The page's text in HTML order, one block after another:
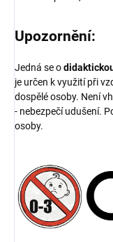
Upozornění:
Jedná se o
je určen k využití při
dospělé osoby. Není
- nebezpečí udušení.
osoby.